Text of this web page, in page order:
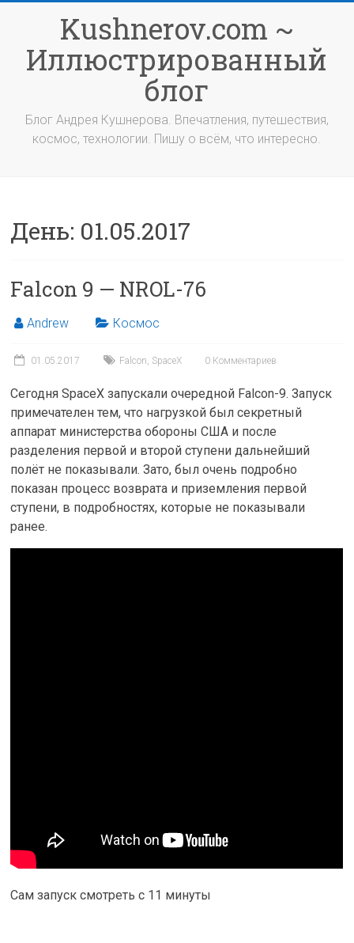
содержимомуKushnerov.com ~
Иллюстрированный
блог
Блог Андрея Кушнерова. Впечатления, путешествия,
космос, технологии. Пишу о всём, что интересно.
День: 01.05.2017
Falcon 9 — NROL-76
Andrew Космос
01.05.2017 Falcon, SpaceX 0 Комментариев
Сегодня SpaceX запускали очередной Falcon-9. Запуск
примечателен тем, что нагрузкой был секретный
аппарат министерства обороны США и после
разделения первой и второй ступени дальнейший
полёт не показывали. Зато, был очень подробно
показан процесс возврата и приземления первой
ступени, в подробностях, которые не показывали
ранее.
Сам запуск смотреть с 11 минуты